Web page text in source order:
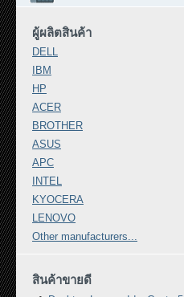
ผู้ผลิตสินค้า
DELL
IBM
HP
ACER
BROTHER
ASUS
APC
INTEL
KYOCERA
LENOVO
Other manufacturers...
สินค้าขายดี